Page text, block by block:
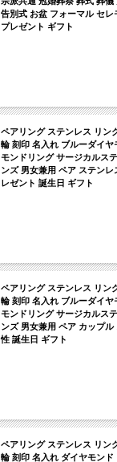
告別式 お盆 フォーマル セ
プレゼント ギフト
ペアリング ステンレス リン
輪 刻印 名入れ ブルーダイ
モンドリング サージカルス
ンズ 男女兼用 ペア ステン
レゼント 誕生日 ギフト
ペアリング ステンレス リン
輪 刻印 名入れ ブルーダイ
モンドリング サージカルス
ンズ 男女兼用 ペア カップ
性 誕生日 ギフト
ペアリング ステンレス リン
輪 刻印 名入れ ダイヤモン